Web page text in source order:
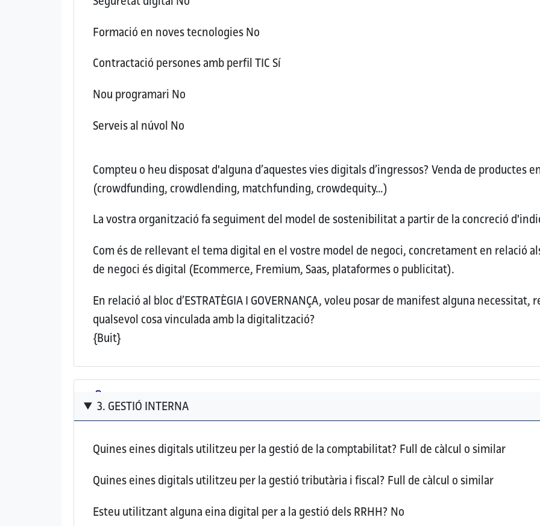
Formació en noves tecnologiesNo
Contractació persones amb perfil TIC Sí
Nou programari No
Serveis al núvol No
Compteu o heu disposat d'alguna d’aquestes vies digitals d’ingressos?Venda de productes
(crowdfunding, crowdlending, matchfunding, crowdequity…)
La vostra organització fa seguiment del model de sostenibilitat a partir de la concreció
Com és de rellevant el tema digital en el vostre model de negoci, concretament en relació
de negoci és digital (Ecommerce, Fremium, Saas, plataformes o publicitat).
En relació al bloc d’ESTRATÈGIA I GOVERNANÇA, voleu posar de manifest alguna
qualsevol cosa vinculada amb la digitalització?
{Buit}
3. GESTIÓ INTERNA
Quines eines digitals utilitzeu per la gestió de la comptabilitat? Full de càlcul o similar
Quines eines digitals utilitzeu per la gestió tributària i fiscal? Full de càlcul o similar
Esteu utilitzant alguna eina digital per a la gestió dels RRHH? No